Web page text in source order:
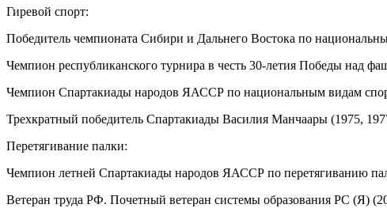
Гиревой спорт:
Победитель чемпионата Сибири и Дальнего Востока по
Чемпион республиканского турнира в честь 30-летия Победы над
Чемпион Спартакиады народов ЯАССР по национальным видам
Трехкратный победитель Спартакиады Василия Манчаары (1975,
Перетягивание палки:
Чемпион летней Спартакиады народов ЯАССР по перетягиванию
Ветеран труда РФ. Почетный ветеран системы образования РС (Я)